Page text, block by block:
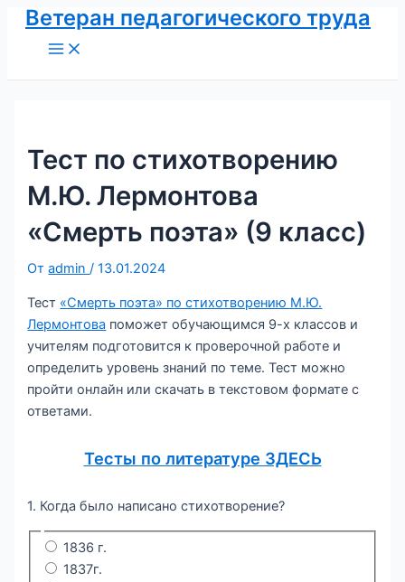
Перейти
Ветеран педагогического труда
Main
Menu
Тест по стихотворению
М.Ю. Лермонтова
«Смерть поэта» (9 класс)
Отadmin/13.01.2024
Тест «Смерть поэта» по стихотворению М.Ю.
Лермонтова поможет обучающимся 9-х классов и
учителям подготовится к проверочной работе и
определить уровень знаний по теме. Тест можно
пройти онлайн или скачать в текстовом формате с
ответами.
Тесты по литературе ЗДЕСЬ
1. Когда было написано стихотворение?
1836 г.
1837г.